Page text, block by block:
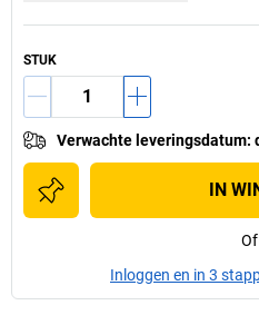
STUK
Verwachte leveringsdatum:
IN
Of
Inloggen en in 3